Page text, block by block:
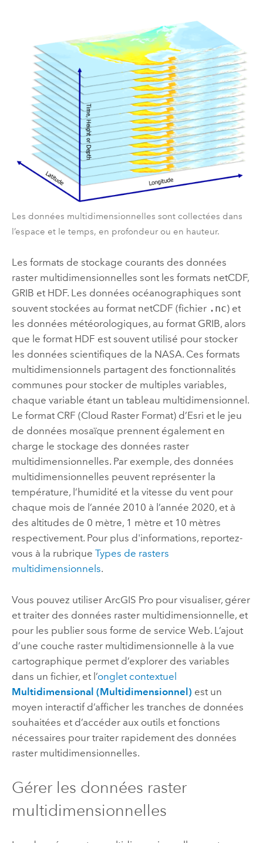
Les données multidimensionnelles sont collectées dans
l’espace et le temps, en profondeur ou en hauteur.
Les formats de stockage courants des données
raster multidimensionnelles sont les formats netCDF,
GRIB et HDF. Les données océanographiques sont
souvent stockées au format netCDF (fichier .nc) et
les données météorologiques, au format GRIB, alors
que le format HDF est souvent utilisé pour stocker
les données scientifiques de la NASA. Ces formats
multidimensionnels partagent des fonctionnalités
communes pour stocker de multiples variables,
chaque variable étant un tableau multidimensionnel.
Le format CRF (Cloud Raster Format) d’Esri et le jeu
de données mosaïque prennent également en
charge le stockage des données raster
multidimensionnelles. Par exemple, des données
multidimensionnelles peuvent représenter la
température, l’humidité et la vitesse du vent pour
chaque mois de l’année 2010 à l’année 2020, et à
des altitudes de 0 mètre, 1 mètre et 10 mètres
respectivement. Pour plus d'informations, reportez-
vous à la rubrique Types de rasters
multidimensionnels.
Vous pouvez utiliser ArcGIS Propour visualiser, gérer
et traiter des données raster multidimensionnelle, et
pour les publier sous forme de service Web. L’ajout
d’une couche raster multidimensionnelle à la vue
cartographique permet d’explorer des variables
dans un fichier, et l’onglet contextuel
Multidimensional (Multidimensionnel) est un
moyen interactif d’afficher les tranches de données
souhaitées et d’accéder aux outils et fonctions
nécessaires pour traiter rapidement des données
raster multidimensionnelles.
Gérer les données raster
multidimensionnelles